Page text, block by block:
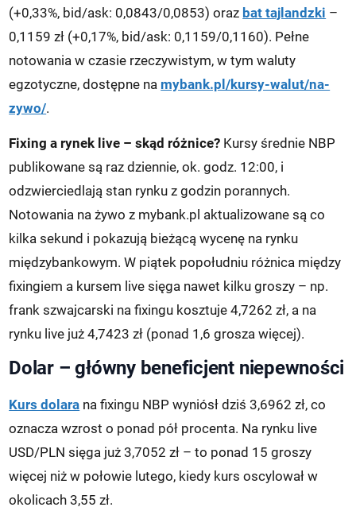
(+0,33%, bid/ask: 0,0843/0,0853) oraz bat tajlandzki –
0,1159 zł (+0,17%, bid/ask: 0,1159/0,1160). Pełne
notowania w czasie rzeczywistym, w tym waluty
egzotyczne, dostępne na mybank.pl/kursy-walut/na-
zywo/.
Fixing a rynek live – skąd różnice? Kursy średnie NBP
publikowane są raz dziennie, ok. godz. 12:00, i
odzwierciedlają stan rynku z godzin porannych.
Notowania na żywo z mybank.pl aktualizowane są co
kilka sekund i pokazują bieżącą wycenę na rynku
międzybankowym. W piątek popołudniu różnica między
fixingiem a kursem live sięga nawet kilku groszy – np.
frank szwajcarski na fixingu kosztuje 4,7262 zł, a na
rynku live już 4,7423 zł (ponad 1,6 grosza więcej).
Dolar – główny beneficjent niepewności
Kurs dolara na fixingu NBP wyniósł dziś 3,6962 zł, co
oznacza wzrost o ponad pół procenta. Na rynku live
USD/PLN sięga już 3,7052 zł – to ponad 15 groszy
więcej niż w połowie lutego, kiedy kurs oscylował w
okolicach 3,55 zł.